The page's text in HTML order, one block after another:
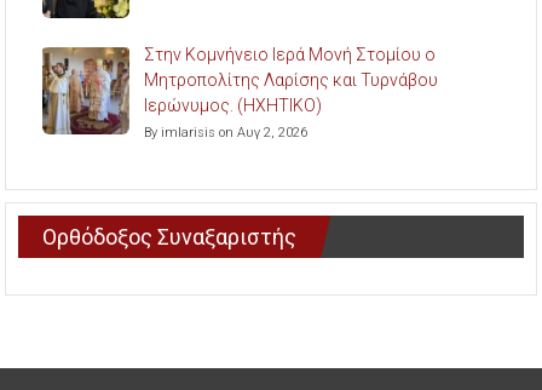
Στην Κομνήνειο Ιερά Μονή Στομίου ο
Μητροπολίτης Λαρίσης και Τυρνάβου
Ιερώνυμος. (ΗΧΗΤΙΚΟ)
By imlarisis on Αυγ 2, 2026
Ορθόδοξος Συναξαριστής